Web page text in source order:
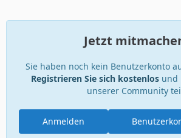
Jetzt
Sie haben noch kein Benutzerkonto
Registrieren Sie sich kostenlosund
unserer Community
Anmelden